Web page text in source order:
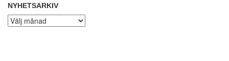
NYHETSARKIV
Nyhetsarkiv